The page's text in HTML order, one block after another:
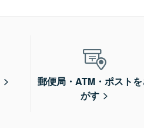
郵便局・ATM・ポストを
がす